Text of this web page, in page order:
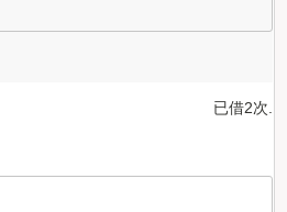
已借2次.